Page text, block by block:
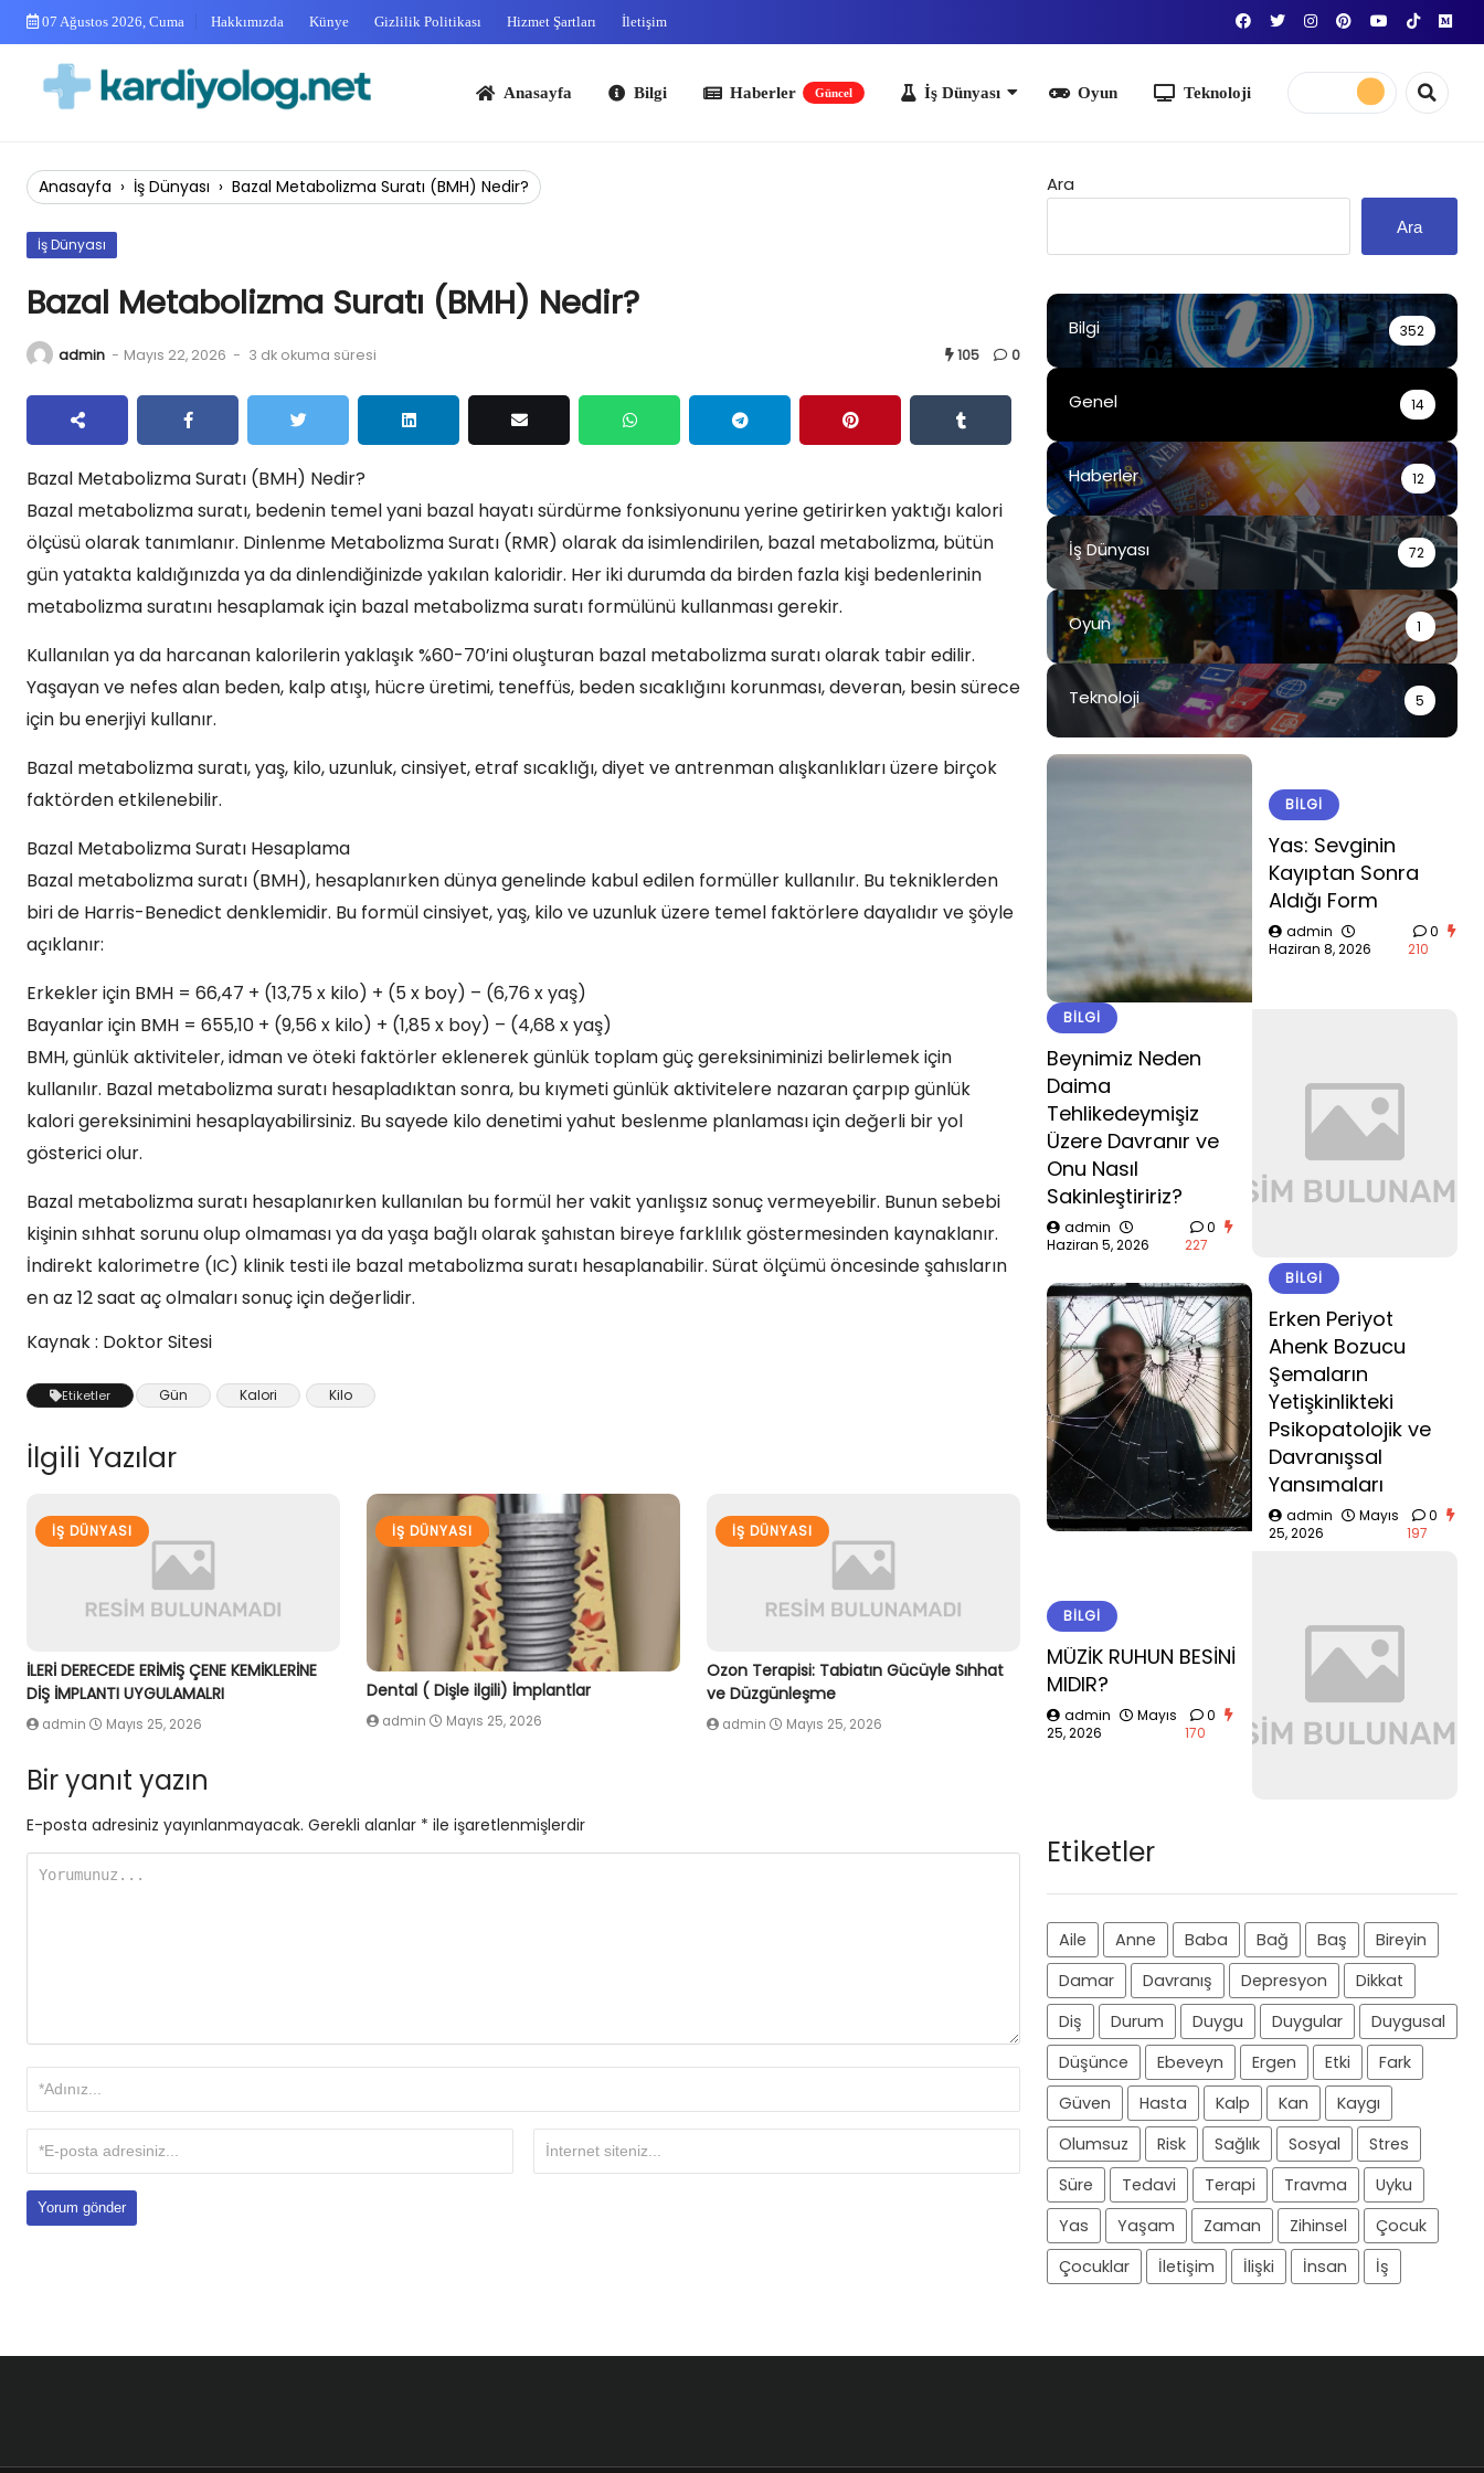
Skip
07 Ağustos 2026, Cuma Hakkımızda Künye Gizlilik Politikası Hizmet Şartları İletişim
Anasayfa Haberler İş Dünyası Teknoloji
Anasayfa › İş Dünyası › Bazal Metabolizma Suratı (BMH) Nedir?
İş Dünyası
Bazal Metabolizma Suratı (BMH) Nedir?
admin - Mayıs 22, 2026 - 3 dk okuma süresi 105 0
Bazal Metabolizma Suratı (BMH) Nedir?
Bazal metabolizma suratı, bedenin temel yani bazal hayatı sürdürme fonksiyonunu yerine getirirken yaktığı kalori
ölçüsü olarak tanımlanır. Dinlenme Metabolizma Suratı (RMR) olarak da isimlendirilen, bazal metabolizma, bütün
gün yatakta kaldığınızda ya da dinlendiğinizde yakılan kaloridir. Her iki durumda da birden fazla kişi bedenlerinin
metabolizma suratını hesaplamak için bazal metabolizma suratı formülünü kullanması gerekir.
Kullanılan ya da harcanan kalorilerin yaklaşık %60-70’ini oluşturan bazal metabolizma suratı olarak tabir edilir.
Yaşayan ve nefes alan beden, kalp atışı, hücre üretimi, teneffüs, beden sıcaklığını korunması, deveran, besin sürece
için bu enerjiyi kullanır.
Bazal metabolizma suratı, yaş, kilo, uzunluk, cinsiyet, etraf sıcaklığı, diyet ve antrenman alışkanlıkları üzere birçok
faktörden etkilenebilir.
Bazal Metabolizma Suratı Hesaplama
Bazal metabolizma suratı (BMH), hesaplanırken dünya genelinde kabul edilen formüller kullanılır. Bu tekniklerden
biri de Harris-Benedict denklemidir. Bu formül cinsiyet, yaş, kilo ve uzunluk üzere temel faktörlere dayalıdır ve şöyle
açıklanır:
Erkekler için BMH = 66,47 + (13,75 x kilo) + (5 x boy) – (6,76 x yaş)
Bayanlar için BMH = 655,10 + (9,56 x kilo) + (1,85 x boy) – (4,68 x yaş)
BMH, günlük aktiviteler, idman ve öteki faktörler eklenerek günlük toplam güç gereksiniminizi belirlemek için
kullanılır. Bazal metabolizma suratı hesapladıktan sonra, bu kıymeti günlük aktivitelere nazaran çarpıp günlük
kalori gereksinimini hesaplayabilirsiniz. Bu sayede kilo denetimi yahut beslenme planlaması için değerli bir yol
gösterici olur.
Bazal metabolizma suratı hesaplanırken kullanılan bu formül her vakit yanlışsız sonuç vermeyebilir. Bunun sebebi
kişinin sıhhat sorunu olup olmaması ya da yaşa bağlı olarak şahıstan bireye farklılık göstermesinden kaynaklanır.
İndirekt kalorimetre (IC) klinik testi ile bazal metabolizma suratı hesaplanabilir. Sürat ölçümü öncesinde şahısların
en az 12 saat aç olmaları sonuç için değerlidir.
Kaynak : Doktor Sitesi
Etiketler Gün Kalori Kilo
İlgili Yazılar
İŞ DÜNYASI
İLERİ DERECEDE ERİMİŞ ÇENE KEMİKLERİNE
DİŞ İMPLANTI UYGULAMALRI
admin Mayıs 25, 2026
İŞ DÜNYASI
Dental ( Dişle ilgili) İmplantlar
admin Mayıs 25, 2026
İŞ DÜNYASI
Ozon Terapisi: Tabiatın Gücüyle Sıhhat
ve Düzgünleşme
admin Mayıs 25, 2026
Bir yanıt yazın
E-posta adresiniz yayınlanmayacak. Gerekli alanlar * ile işaretlenmişlerdir
Ara
Ara
Bilgi 352
Genel 14
Haberler 12
İş Dünyası 72
Oyun 1
Teknoloji 5
BILGI
Yas: Sevginin
Kayıptan Sonra
Aldığı Form
admin
Haziran 8, 2026
0
210
BILGI
Beynimiz Neden
Daima
Tehlikedeymişiz
Üzere Davranır ve
Onu Nasıl
Sakinleştiririz?
admin
Haziran 5, 2026
0
227
BILGI
Erken Periyot
Ahenk Bozucu
Şemaların
Yetişkinlikteki
Psikopatolojik ve
Davranışsal
Yansımaları
admin
Mayıs
25, 2026
0
197
BILGI
MÜZİK RUHUN BESİNİ
MIDIR?
admin
Mayıs
25, 2026
0
170
Etiketler
Aile Anne Baba Bağ Baş
Bireyin
Damar
Davranış Depresyon
Dikkat
Diş
Durum Duygu Duygular
Duygusal
Düşünce
Ebeveyn Ergen Etki
Fark
Güven
Hasta Kalp Kan
Kaygı
Olumsuz
Risk Sağlık Sosyal
Stres
Süre
Tedavi Terapi Travma
Uyku
Yas
Yaşam Zaman Zihinsel
Çocuk
Çocuklar
İletişim İlişki İnsan İş